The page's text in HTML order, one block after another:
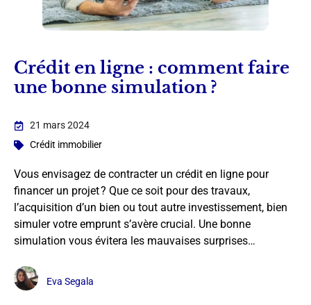
Crédit en ligne : comment faire
une bonne simulation ?
21 mars 2024
Crédit immobilier
Vous envisagez de contracter un crédit en ligne pour
financer un projet ? Que ce soit pour des travaux,
l’acquisition d’un bien ou tout autre investissement, bien
simuler votre emprunt s’avère crucial. Une bonne
simulation vous évitera les mauvaises surprises…
Eva Segala